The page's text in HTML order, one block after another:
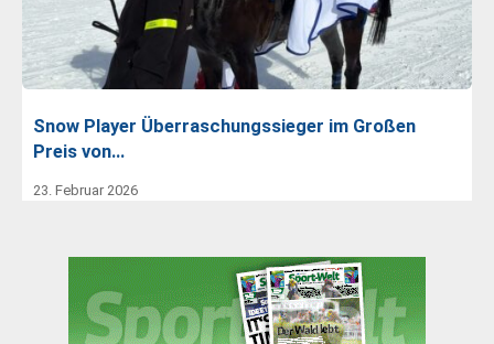
Snow Player Überraschungssieger im Großen
Preis von…
23. Februar 2026